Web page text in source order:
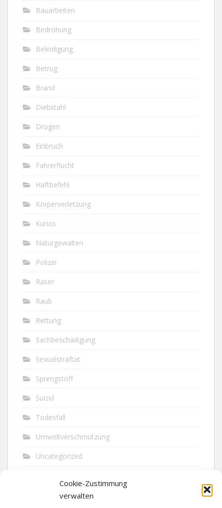
Cookie-Zustimmung
verwalten
Bauarbeiten
Bedrohung
Beleidigung
Betrug
Brand
Diebstahl
Drogen
Einbruch
Fahrerflucht
Haftbefehl
Körperverletzung
Kurios
Naturgewalten
Polizei
Raser
Raub
Rettung
Sachbeschädigung
Sexualstraftat
Sprengstoff
Suizid
Todesfall
Umweltverschmutzung
Uncategorized
Vandalismus